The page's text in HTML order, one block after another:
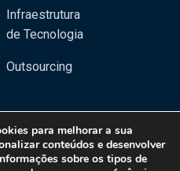
para melhorar a sua
conteúdos e desenvolver
sobre os tipos de
Infraestrutura
de Tecnologia
Outsourcing
Todos os direitos reservados | CNPJ: